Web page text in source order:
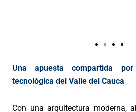
Una apuesta compartida
tecnológica del Valle del Cauca
Con una arquitectura moderna,